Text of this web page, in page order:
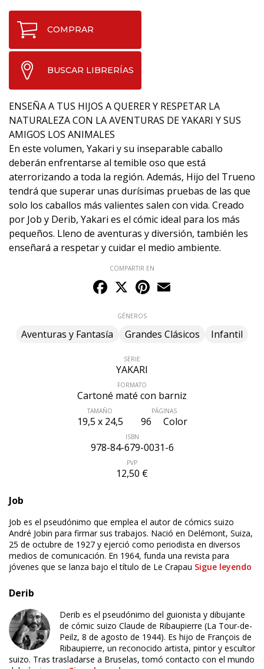
COMPRAR
BUSCAR LIBRERÍAS
ENSEÑA A TUS HIJOS A QUERER Y RESPETAR LA
NATURALEZA CON LA AVENTURAS DE YAKARI Y SUS
AMIGOS LOS ANIMALES
En este volumen, Yakari y su inseparable caballo
deberán enfrentarse al temible oso que está
aterrorizando a toda la región. Además, Hijo del Trueno
tendrá que superar unas durísimas pruebas de las que
solo los caballos más valientes salen con vida. Creado
por Job y Derib, Yakari es el cómic ideal para los más
pequeños. Lleno de aventuras y diversión, también les
enseñará a respetar y cuidar el medio ambiente.
COMPARTIR EN
Facebook
X Pinterest
GÉNEROS
Aventuras y Fantasía Grandes Clásicos Infantil
SERIE
YAKARI
FORMATO
Cartoné maté con barniz
TAMAÑO
19,5 x 24,5
PÁGINAS
96 Color
ISBN
978-84-679-0031-6
PVP
12,50 €
Job
Job es el pseudónimo que emplea el autor de cómics suizo
André Jobin para firmar sus trabajos. Nació en Delémont, Suiza,
25 de octubre de 1927 y ejerció como periodista en diversos
medios de comunicación. En 1964, funda una revista para
jóvenes que se lanza bajo el título de Le Crapau Sigue leyendo
Derib
Derib es el pseudónimo del guionista y dibujante
de cómic suizo Claude de Ribaupierre (La Tour-de-
Peilz, 8 de agosto de 1944). Es hijo de François de
Ribaupierre, un reconocido artista, pintor y escultor
suizo. Tras trasladarse a Bruselas, tomó contacto con el mundo
ÚLTIMO NÚMERO PUBLICADO